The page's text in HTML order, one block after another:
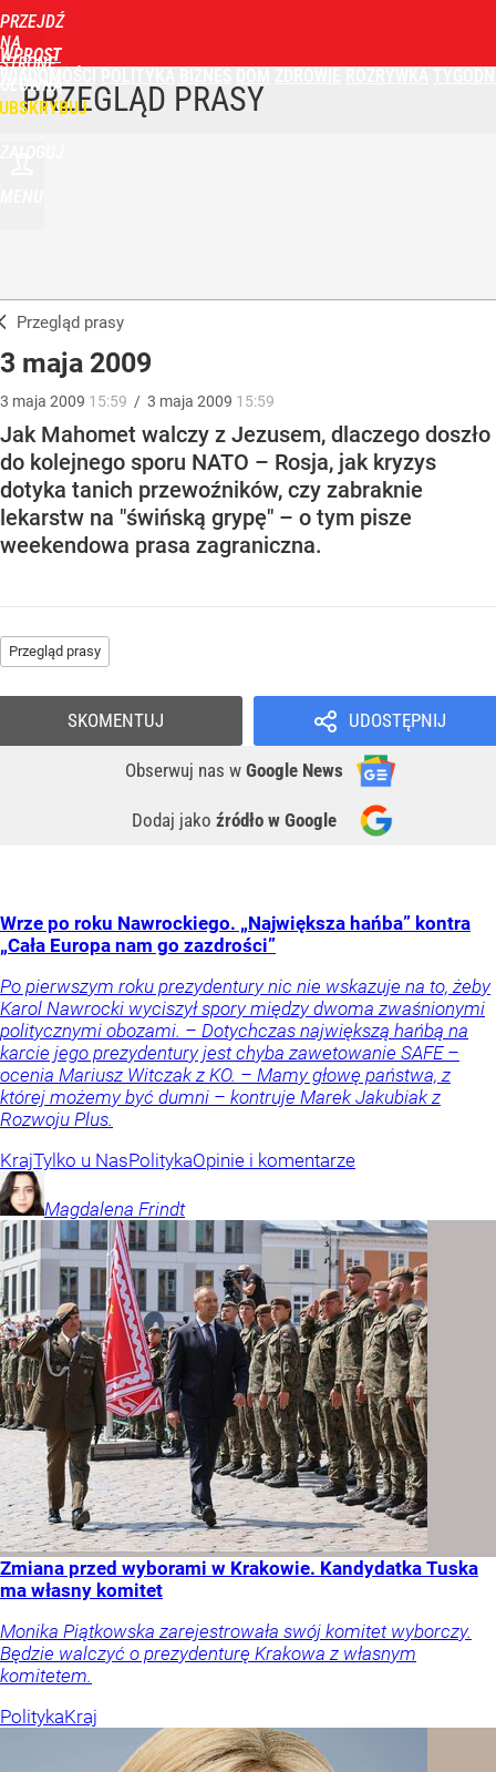
PRZEJDŹ
NA
STRONĘ
GŁÓWNĄ
WPROST
PRZEGLĄD PRASY
Przegląd prasy
3 maja 2009
3 maja 2009 15:59 / 3 maja 2009 15:59
Jak Mahomet walczy z Jezusem, dlaczego doszło
do kolejnego sporu NATO – Rosja, jak kryzys
dotyka tanich przewoźników, czy zabraknie
lekarstw na "świńską grypę" – o tym pisze
weekendowa prasa zagraniczna.
Przegląd prasy
UDOSTĘPNIJ
Obserwuj nas w Google News
Dodaj jako źródło w Google
SKOMENTUJ
Wrze po roku Nawrockiego. „Największa hańba” kontra
„Cała Europa nam go zazdrości”
Po pierwszym roku prezydentury nic nie wskazuje na to, żeby
Karol Nawrocki wyciszył spory między dwoma zwaśnionymi
politycznymi obozami. – Dotychczas największą hańbą na
karcie jego prezydentury jest chyba zawetowanie SAFE –
ocenia Mariusz Witczak z KO. – Mamy głowę państwa, z
której możemy być dumni – kontruje Marek Jakubiak z
Rozwoju Plus.
KrajTylko u NasPolitykaOpinie i komentarze
Magdalena Frindt
Zmiana przed wyborami w Krakowie. Kandydatka Tuska
ma własny komitet
Monika Piątkowska zarejestrowała swój komitet wyborczy.
Będzie walczyć o prezydenturę Krakowa z własnym
komitetem.
PolitykaKraj